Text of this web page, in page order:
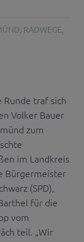
, RADWEGE,
traf sich
Volker Bauer
zum
im Landkreis
Bürgermeister
(SPD),
für die
vom
teil. „Wir